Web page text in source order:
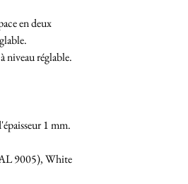
en deux
niveau réglable.
1 mm.
9005), White